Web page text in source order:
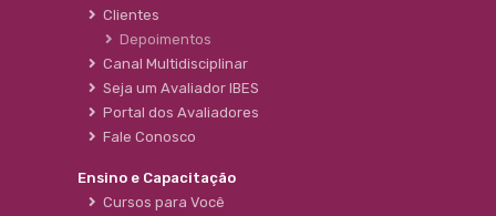
Clientes
Depoimentos
Canal Multidisciplinar
Seja um Avaliador IBES
Portal dos Avaliadores
Fale Conosco
Ensino e Capacitação
Cursos para Você